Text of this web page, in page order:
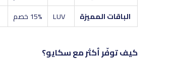
الباقات المميزة
LUV 15% خصم
كيف توفّر أكثر مع سكايو؟